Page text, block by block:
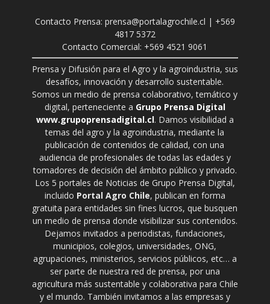
Contacto Prensa: prensa@portalagrochile.cl | +569
4817 5372
Contacto Comercial: +569 4521 9061
Prensa y Difusión para el Agro y la agroindustria, sus
desafíos, innovación y desarrollo sustentable.
Somos un medio de prensa colaborativo, temático y
digital, perteneciente a Grupo Prensa Digital
www.grupoprensadigital.cl. Damos visibilidad a
temas del agro y la agroindustria, mediante la
publicación de contenidos de calidad, con una
audiencia de profesionales de todas las edades y
tomadores de decisión del ámbito público y privado.
Los 5 portales de Noticias de Grupo Prensa Digital,
incluido Portal Agro Chile, publican en forma
gratuita para entidades sin fines lucros, que busquen
un medio de prensa donde visibilizar sus contenidos.
Dejamos invitados a periodistas, fundaciones,
municipios, colegios, universidades, ONG,
agrupaciones, ministerios, servicios públicos, etc… a
ser parte de nuestra red de prensa, por una
agricultura más sustentable y colaborativa para Chile
y el mundo. También invitamos a las empresas y